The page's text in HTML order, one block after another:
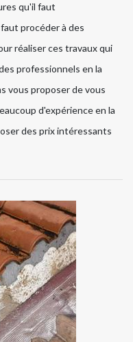
qu'il faut
procéder à des
réaliser ces travaux qui
professionnels en la
vous proposer de vous
d'expérience en la
des prix intéressants